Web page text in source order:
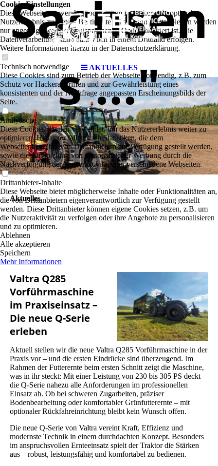
AKTUELLES
Sachsen
s ..."
Aktuelles
Valtra Q285
Vorführmaschine
im Praxiseinsatz –
Die neue Q-Serie
erleben
Aktuell stellen wir die neue Valtra Q285 Vorführmaschine in der
Praxis vor – und die ersten Eindrücke sind überzeugend. Im
Rahmen der Futterernte beim ersten Schnitt zeigt die Maschine,
was in ihr steckt: Mit einer Leistung von 230 bis 305 PS deckt
die Q-Serie nahezu alle Anforderungen im professionellen
Einsatz ab. Ob bei schweren Zugarbeiten, präziser
Bodenbearbeitung oder komfortabler Grünfutterernte – mit
optionaler Rückfahreinrichtung bleibt kein Wunsch offen.
Die neue Q-Serie von Valtra vereint Kraft, Effizienz und
modernste Technik in einem durchdachten Konzept. Besonders
im anspruchsvollen Ernteeinsatz spielt der Traktor die Stärken
aus – robust, leistungsfähig und komfortabel zu bedienen.
Cookie-Einstellungen
Diese Webseite verwendet Cookies, um Besuchern ein optimales
Nutzererlebnis zu bieten. Bestimmte Inhalte von Drittanbietern werden
nur angezeigt, wenn die entsprechende Option aktiviert ist. Die
Datenverarbeitung kann dann auch in einem Drittland erfolgen.
Weitere Informationen hierzu in der Datenschutzerklärung.
Technisch notwendige
Diese Cookies sind zum Betrieb der Webseite notwendig, z.B. zum
Schutz vor Hackerangriffen und zur Gewährleistung eines
konsistenten und der Nachfrage angepassten Erscheinungsbilds der
Seite.
Analytische
Diese Cookies werden verwendet, um das Nutzererlebnis weiter zu
optimieren. Hierunter fallen auch Statistiken, die dem
Webseitenbetreiber von Drittanbietern zur Verfügung gestellt werden,
sowie die Ausspielung von personalisierter Werbung durch die
Nachverfolgung der Nutzeraktivität über verschiedene Webseiten.
Drittanbieter-Inhalte
Diese Webseite bietet möglicherweise Inhalte oder Funktionalitäten an,
die von Drittanbietern eigenverantwortlich zur Verfügung gestellt
werden. Diese Drittanbieter können eigene Cookies setzen, z.B. um
die Nutzeraktivität zu verfolgen oder ihre Angebote zu personalisieren
und zu optimieren.
Ablehnen
Alle akzeptieren
Speichern
Mehr Informationen